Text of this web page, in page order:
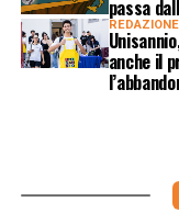
passa
REDAZIONE
anche il